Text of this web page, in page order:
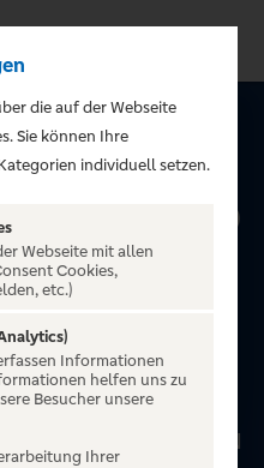
Dolls - PCD
ZUM 20-
DEBÜTALBUMS AN
die auf der Webseite
Sie können Ihre
individuell setzen.
Webseite mit allen
Cookies,
etc.)
Informationen
helfen uns zu
Besucher unsere
Ihrer